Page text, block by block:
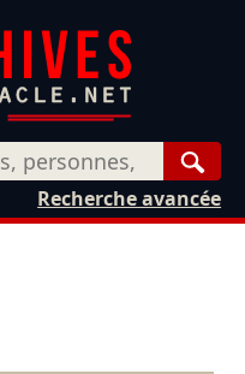
Recherche avancée